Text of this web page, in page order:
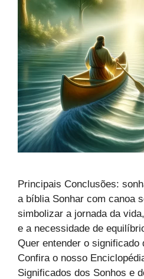
Principais Conclusões:
a bíblia Sonhar com canoa
simbolizar a jornada da
e a necessidade de
Quer entender o significado
Confira o nosso
Significados dos Sonhos e